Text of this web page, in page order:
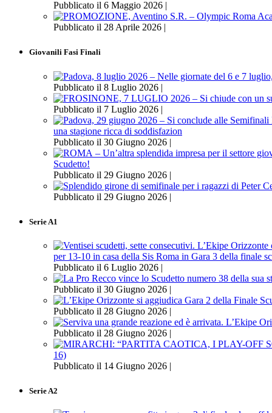
Pubblicato il 6 Maggio 2026 |
Pubblicato il 28 Aprile 2026 |
Giovanili Fasi Finali
Pubblicato il 8 Luglio 2026 |
Pubblicato il 7 Luglio 2026 |
una stagione ricca di soddisfazion
Pubblicato il 30 Giugno 2026 |
Scudetto!
Pubblicato il 29 Giugno 2026 |
Pubblicato il 29 Giugno 2026 |
Serie A1
per 13-10 in casa della Sis Roma in Gara 3 della finale
Pubblicato il 6 Luglio 2026 |
Pubblicato il 30 Giugno 2026 |
Pubblicato il 28 Giugno 2026 |
Pubblicato il 28 Giugno 2026 |
16)
Pubblicato il 14 Giugno 2026 |
Serie A2